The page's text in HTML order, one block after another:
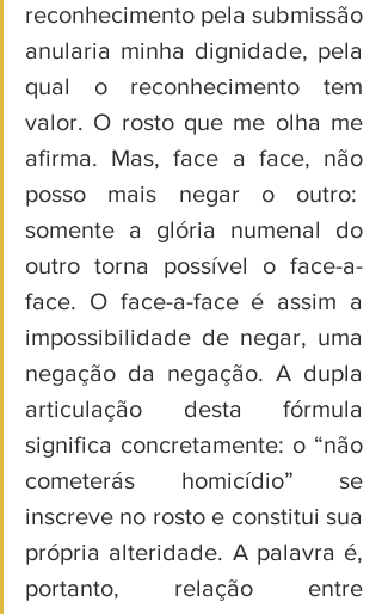
reconhecimento pela submissão
anularia minha dignidade, pela
qual o reconhecimento tem
valor. O rosto que me olha me
afirma. Mas, face a face, não
posso mais negar o outro:
somente a glória numenal do
outro torna possível o face-a-
face. O face-a-face é assim a
impossibilidade de negar, uma
negação da negação. A dupla
articulação desta fórmula
significa concretamente: o “não
cometerás homicídio” se
inscreve no rosto e constitui sua
própria alteridade. A palavra é,
portanto, relação entre